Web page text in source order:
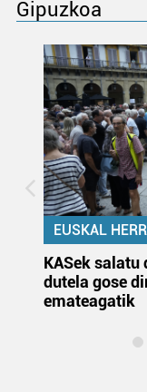
Gipuzkoa
EUSKAL
KASek salatu
dutela gose
emateagatik